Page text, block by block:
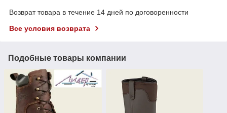
Возврат товара в течение 14 дней по договоренности
Все условия возврата
Подобные товары компании